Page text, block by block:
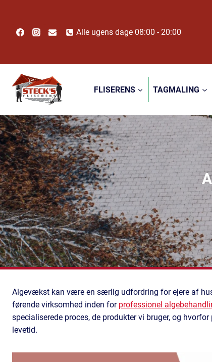
indhold
Alle ugens dage 08:00 - 20:00
FLISERENS TAGMALING
Algevækst kan være en særlig udfordring for ejere af
førende virksomhed inden for professionel
specialiserede proces, de produkter vi bruger, og
levetid.